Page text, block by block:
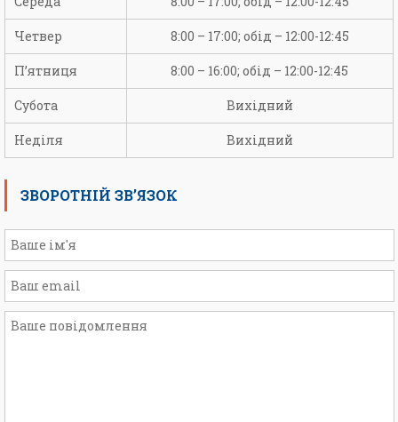
Четвер 8:00 – 17:00; обід – 12:00-12:45
П’ятниця 8:00 – 16:00; обід – 12:00-12:45
Субота Вихідний
Неділя Вихідний
ЗВОРОТНІЙ ЗВ’ЯЗОК